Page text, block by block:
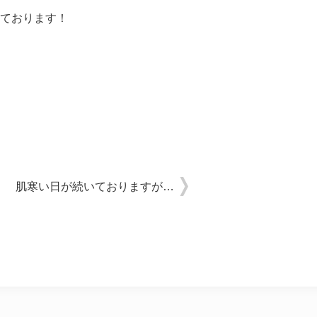
おります！
肌寒い日が続いておりますが…